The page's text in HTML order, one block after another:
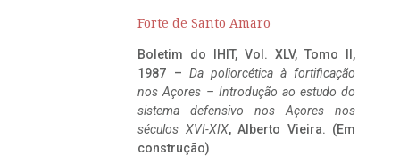
Forte de Santo Amaro
Boletim do IHIT, Vol. XLV, Tomo II,
1987 – Da poliorcética à fortificação
nos Açores – Introdução ao estudo do
sistema defensivo nos Açores nos
séculos XVI-XIX, Alberto Vieira. (Em
construção)